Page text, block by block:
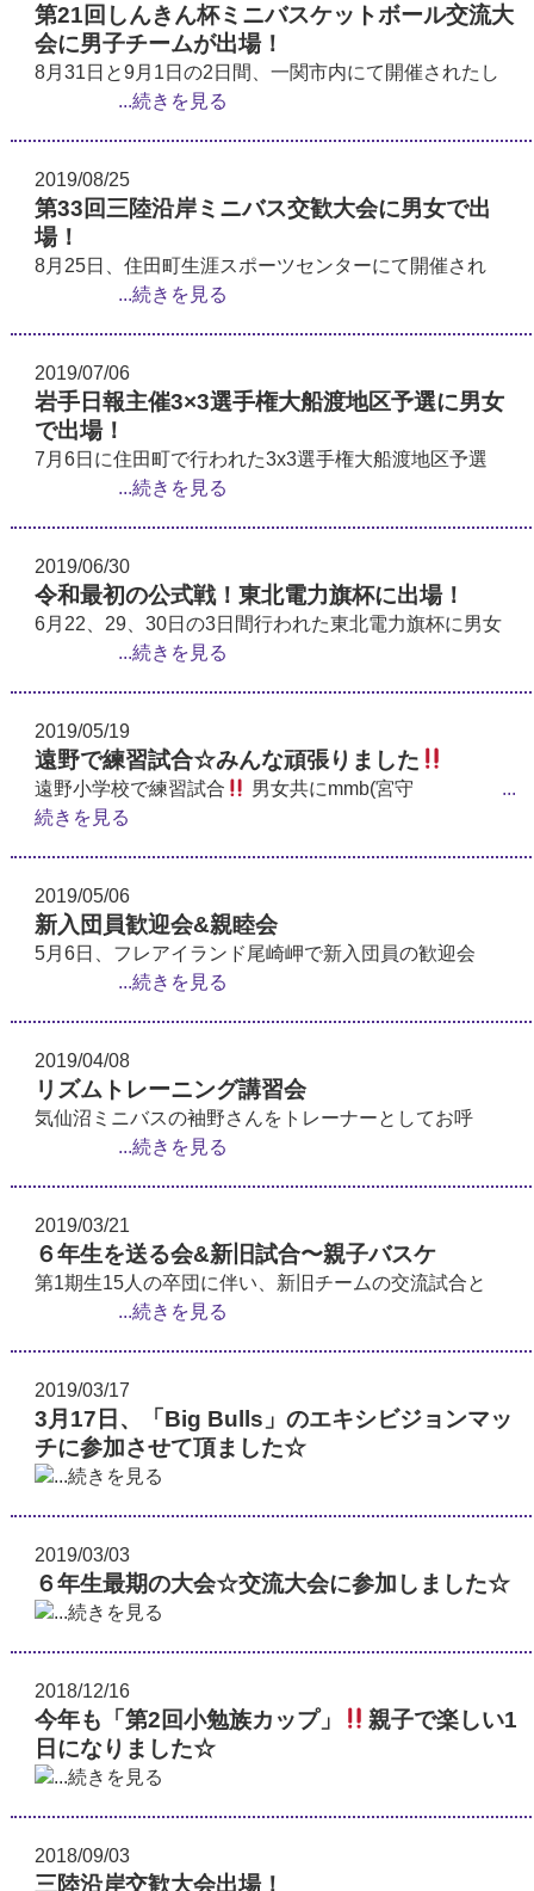
第21回しんきん杯ミニバスケットボール交流大
会に男子チームが出場！
8月31日と9月1日の2日間、一関市内にて開催されたし
...続きを見る
2019/08/25
第33回三陸沿岸ミニバス交歓大会に男女で出
場！
8月25日、住田町生涯スポーツセンターにて開催され
...続きを見る
2019/07/06
岩手日報主催3×3選手権大船渡地区予選に男女
で出場！
7月6日に住田町で行われた3x3選手権大船渡地区予選
...続きを見る
2019/06/30
令和最初の公式戦！東北電力旗杯に出場！
6月22、29、30日の3日間行われた東北電力旗杯に男女
...続きを見る
2019/05/19
遠野で練習試合☆みんな頑張りました
遠野小学校で練習試合 男女共にmmb(宮守
...
続きを見る
2019/05/06
新入団員歓迎会&親睦会
5月6日、フレアイランド尾崎岬で新入団員の歓迎会
...続きを見る
2019/04/08
リズムトレーニング講習会
気仙沼ミニバスの袖野さんをトレーナーとしてお呼
...続きを見る
2019/03/21
６年生を送る会&新旧試合〜親子バスケ
第1期生15人の卒団に伴い、新旧チームの交流試合と
...続きを見る
2019/03/17
3月17日、「Big Bulls」のエキシビジョンマッ
チに参加させて頂ました☆
...続きを見る
2019/03/03
６年生最期の大会☆交流大会に参加しました☆
...続きを見る
2018/12/16
今年も「第2回小勉族カップ」
親子で楽しい1
日になりました☆
...続きを見る
2018/09/03
三陸沿岸交歓大会出場！